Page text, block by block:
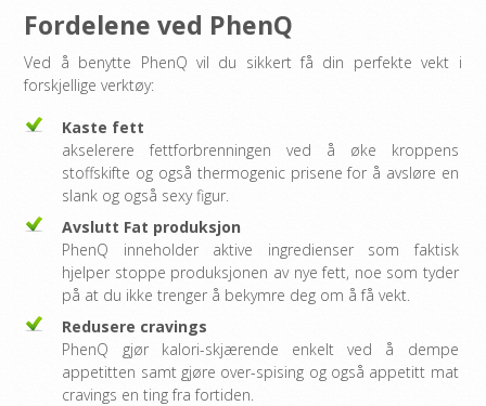
Fordelene ved PhenQ
Ved å benytte PhenQ vil du sikkert få din perfekte vekt i
forskjellige verktøy:
Kaste fett
akselerere fettforbrenningen ved å øke kroppens
stoffskifte og også thermogenic prisene for å avsløre en
slank og også sexy figur.
Avslutt Fat produksjon
PhenQ inneholder aktive ingredienser som faktisk
hjelper stoppe produksjonen av nye fett, noe som tyder
på at du ikke trenger å bekymre deg om å få vekt.
Redusere cravings
PhenQ gjør kalori-skjærende enkelt ved å dempe
appetitten samt gjøre over-spising og også appetitt mat
cravings en ting fra fortiden.